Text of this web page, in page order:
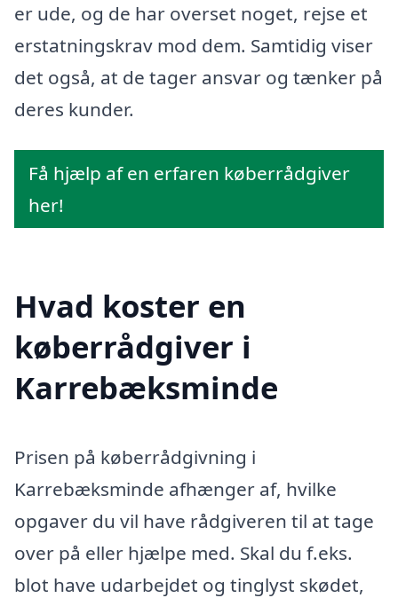
er ude, og de har overset noget, rejse et
erstatningskrav mod dem. Samtidig viser
det også, at de tager ansvar og tænker på
deres kunder.
Få hjælp af en erfaren køberrådgiver
her!
Hvad koster en
køberrådgiver i
Karrebæksminde
Prisen på køberrådgivning i
Karrebæksminde afhænger af, hvilke
opgaver du vil have rådgiveren til at tage
over på eller hjælpe med. Skal du f.eks.
blot have udarbejdet og tinglyst skødet,